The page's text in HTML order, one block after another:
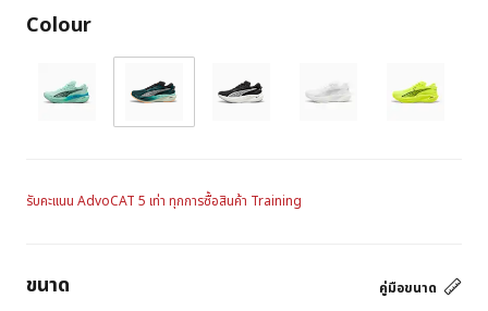
Colour
รับคะแนน AdvoCAT 5 เท่า ทุกการซื้อสินค้า Training
คู่มือขนาด
ขนาด